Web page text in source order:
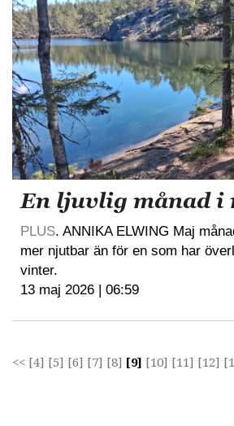
En ljuvlig månad i
PLUS. ANNIKA ELWING Maj
mer njutbar än för en som har
vinter.
13 maj 2026 | 06:59
<< [4] [5] [6] [7] [8] [9] [10] [11] [12]